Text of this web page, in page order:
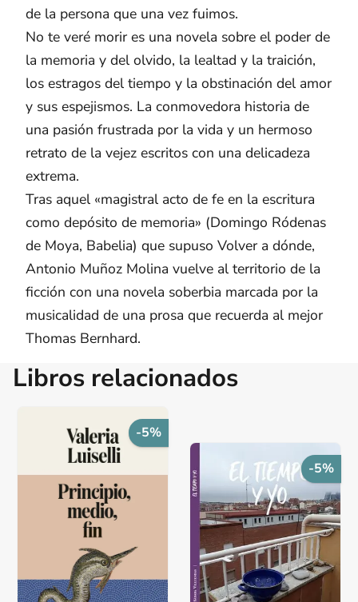
de la persona que una vez fuimos.
No te veré morir es una novela sobre el poder de
la memoria y del olvido, la lealtad y la traición,
los estragos del tiempo y la obstinación del amor
y sus espejismos. La conmovedora historia de
una pasión frustrada por la vida y un hermoso
retrato de la vejez escritos con una delicadeza
extrema.
Tras aquel «magistral acto de fe en la escritura
como depósito de memoria» (Domingo Ródenas
de Moya, Babelia) que supuso Volver a dónde,
Antonio Muñoz Molina vuelve al territorio de la
ficción con una novela soberbia marcada por la
musicalidad de una prosa que recuerda al mejor
Thomas Bernhard.
Libros relacionados
-5%
-5%